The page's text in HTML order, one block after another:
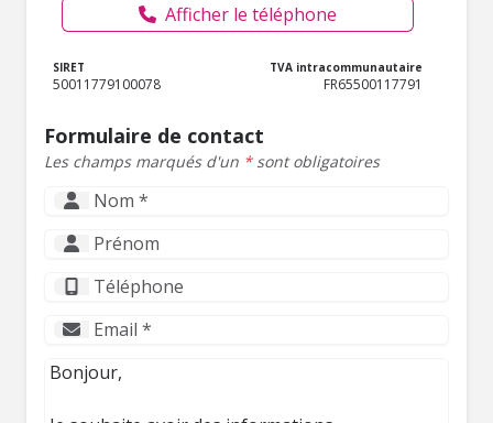
Afficher le téléphone
SIRET
50011779100078
TVA intracommunautaire
FR65500117791
Formulaire de contact
Les champs marqués d'un *sont obligatoires